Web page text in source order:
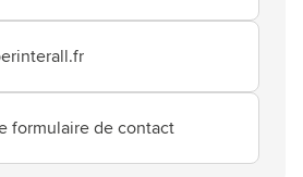
formulaire de contact